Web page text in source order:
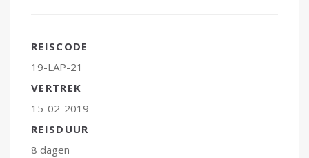
REISCODE
19-LAP-21
VERTREK
15-02-2019
REISDUUR
8 dagen